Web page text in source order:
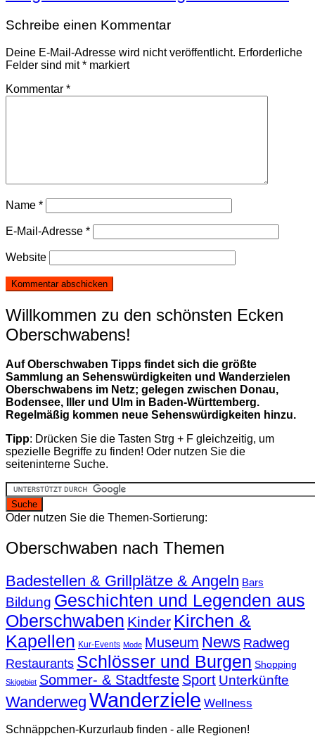
Schreibe einen Kommentar
Deine E-Mail-Adresse wird nicht veröffentlicht. Erforderliche
Felder sind mit* markiert
Kommentar *
Name *
E-Mail-Adresse *
Website
Willkommen zu den schönsten Ecken
Oberschwabens!
Auf Oberschwaben Tipps findet sich die größte
Sammlung an Sehenswürdigkeiten und Wanderzielen
Oberschwabens im Netz; gelegen zwischen Donau,
Bodensee, Iller und Ulm in Baden-Württemberg.
Regelmäßig kommen neue Sehenswürdigkeiten hinzu.
Tipp: Drücken Sie die Tasten Strg + F gleichzeitig, um
spezielle Begriffe zu finden! Oder nutzen Sie die
seiteninterne Suche.
Oder nutzen Sie die Themen-Sortierung:
Oberschwaben nach Themen
Badestellen & Grillplätze & Angeln Bars
Bildung Geschichten und Legenden aus
Oberschwaben Kinder Kirchen &
Kapellen Kur-Events Mode Museum News Radweg
Restaurants Schlösser und Burgen Shopping
Skigebiet Sommer- & Stadtfeste Sport Unterkünfte
Wanderweg Wanderziele Wellness
Schnäppchen-Kurzurlaub finden - alle Regionen!